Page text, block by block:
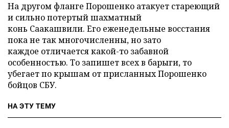
На другом фланге Порошенко атакует стареющий
и сильно потертый шахматный
конь Саакашвили. Его еженедельные восстания
пока не так многочисленны, но зато
каждое отличается какой-то забавной
особенностью. То запишет всех в барыги, то
убегает по крышам от присланных Порошенко
бойцов СБУ.
НА ЭТУ ТЕМУ